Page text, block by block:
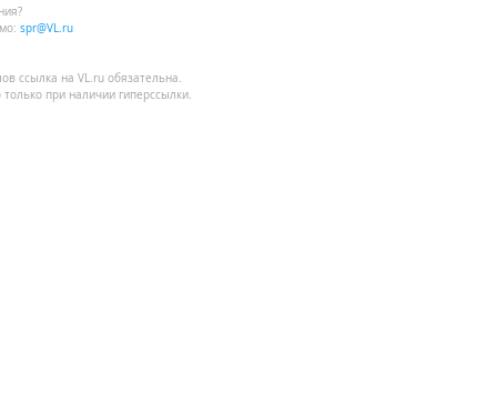
spr@VL.ru
ссылка на VL.ru обязательна.
при наличии гиперссылки.